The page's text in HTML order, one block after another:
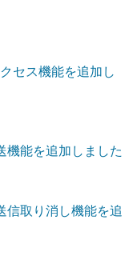
クセス機能を追加し
機能を追加しました
信取り消し機能を追